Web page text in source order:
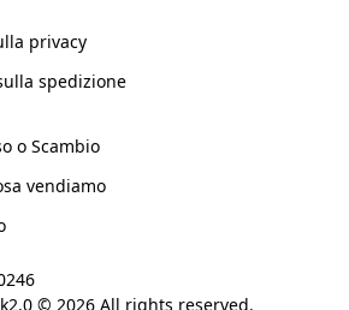
privacy
spedizione
o Scambio
vendiamo
© 2026 All rights reserved.